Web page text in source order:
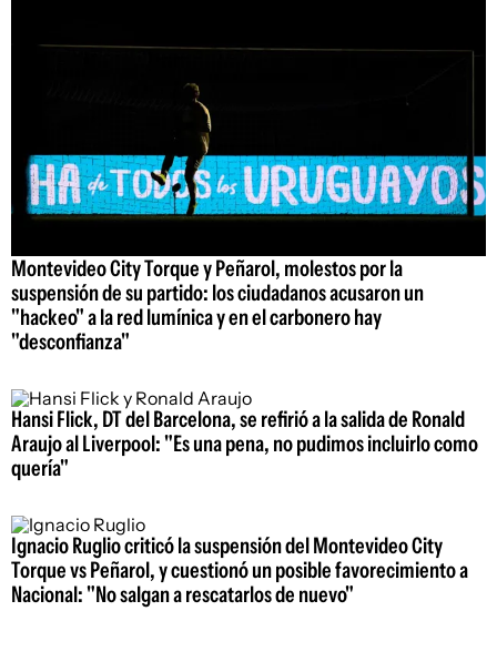
Montevideo City Torque y Peñarol, molestos por la
suspensión de su partido: los ciudadanos acusaron un
"hackeo" a la red lumínica y en el carbonero hay
"desconfianza"
Hansi Flick, DT del Barcelona, se refirió a la salida de Ronald
Araujo al Liverpool: "Es una pena, no pudimos incluirlo como
quería"
Ignacio Ruglio criticó la suspensión del Montevideo City
Torque vs Peñarol, y cuestionó un posible favorecimiento a
Nacional: "No salgan a rescatarlos de nuevo"